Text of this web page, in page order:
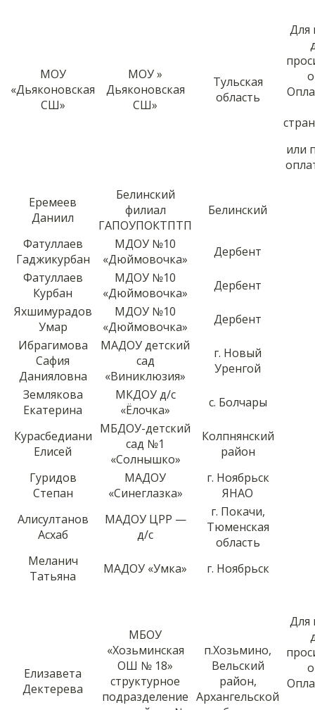
МОУ
«Дьяконовская
СШ»
МОУ »
Дьяконовская
СШ»
Тульская
область
Для
или
Еремеев
Даниил
Белинский
филиал
ГАПОУПОКТПТП
Белинский
Фатуллаев
Гаджикурбан
МДОУ №10
«Дюймовочка»
Дербент
Фатуллаев
Курбан
МДОУ №10
«Дюймовочка»
Дербент
Яхшимурадов
Умар
МДОУ №10
«Дюймовочка»
Дербент
Ибрагимова
Сафия
Данияловна
МАДОУ детский
сад
«Виниклюзия»
г. Новый
Уренгой
Землякова
Екатерина
МКДОУ д/с
«Ёлочка»
с. Болчары
Курасбедиани
Елисей
МБДОУ-детский
сад №1
«Солнышко»
Колпнянский
район
Гуридов
Степан
МАДОУ
«Синеглазка»
г. Ноябрьск
ЯНАО
Алисултанов
Асхаб
МАДОУ ЦРР —
д/с
г. Покачи,
Тюменская
область
Меланич
Татьяна
МАДОУ «Умка» г. Ноябрьск
Елизавета
Дектерева
МБОУ
«Хозьминская
ОШ № 18»
структурное
подразделение
п.Хозьмино,
Вельский
район,
Архангельской
Для